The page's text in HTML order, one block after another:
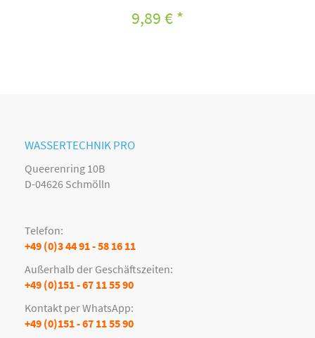
9,89 €*
WASSERTECHNIK PRO
Queerenring 10B
D-04626 Schmölln
Telefon:
+49 (0)3 44 91 - 58 16 11
Außerhalb der Geschäftszeiten:
+49 (0)151 - 67 11 55 90
Kontakt per WhatsApp:
+49 (0)151 - 67 11 55 90